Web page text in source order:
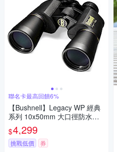
聯名卡最高回饋6%
【Bushnell】Legacy WP 經典
系列 10x50mm 大口徑防水型
雙筒望遠鏡 120150 (公司貨)
$4,299
挑戰低價 券